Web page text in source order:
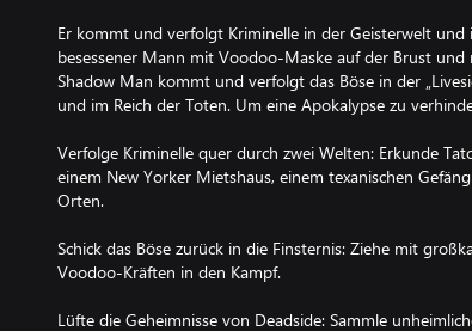
Er kommt und verfolgt Kriminelle in der Geisterwelt und
besessener Mann mit Voodoo-Maske auf der Brust
Shadow Man kommt und verfolgt das Böse in der
und im Reich der Toten. Um eine Apokalypse zu
Verfolge Kriminelle quer durch zwei Welten: Erkunde
einem New Yorker Mietshaus, einem texanischen
Orten.
Schick das Böse zurück in die Finsternis: Ziehe mit
Voodoo-Kräften in den Kampf.
Lüfte die Geheimnisse von Deadside: Sammle